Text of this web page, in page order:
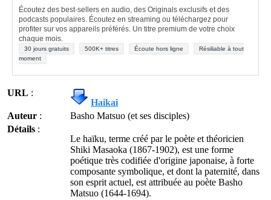
Écoutez des best-sellers en audio, des Originals exclusifs et des
podcasts populaires. Écoutez en streaming ou téléchargez pour
profiter sur vos appareils préférés. Un titre premium de votre choix
chaque mois.
30 jours gratuits 500K+ titres Écoute hors ligne
Résiliable à tout
moment
URL :
Haikai
Auteur :
Basho Matsuo (et ses disciples)
Détails :
Le haïku, terme créé par le poète et théoricien
Shiki Masaoka (1867-1902), est une forme
poétique très codifiée d'origine japonaise, à forte
composante symbolique, et dont la paternité, dans
son esprit actuel, est attribuée au poète Basho
Matsuo (1644-1694).